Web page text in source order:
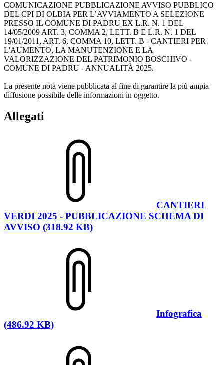
COMUNICAZIONE PUBBLICAZIONE AVVISO PUBBLICO
DEL CPI DI OLBIA PER L’AVVIAMENTO A SELEZIONE
PRESSO IL COMUNE DI PADRU EX L.R. N. 1 DEL
14/05/2009 ART. 3, COMMA 2, LETT. B E L.R. N. 1 DEL
19/01/2011, ART. 6, COMMA 10, LETT. B - CANTIERI PER
L'AUMENTO, LA MANUTENZIONE E LA
VALORIZZAZIONE DEL PATRIMONIO BOSCHIVO -
COMUNE DI PADRU - ANNUALITÀ 2025.
La presente nota viene pubblicata al fine di garantire la più ampia
diffusione possibile delle informazioni in oggetto.
Allegati
CANTIERI
VERDI 2025 - PUBBLICAZIONE SCHEMA DI
AVVISO (318.92 KB)
Infografica
(486.92 KB)